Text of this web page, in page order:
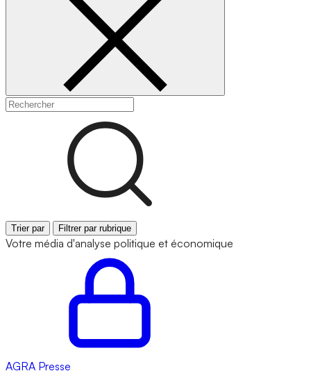
Trier par Filtrer par rubrique
Votre média d'analyse politique et économique
AGRA Presse